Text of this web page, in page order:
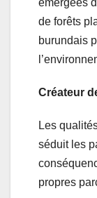
de forêts
burundais
Créateur
Les
séduit les
propres